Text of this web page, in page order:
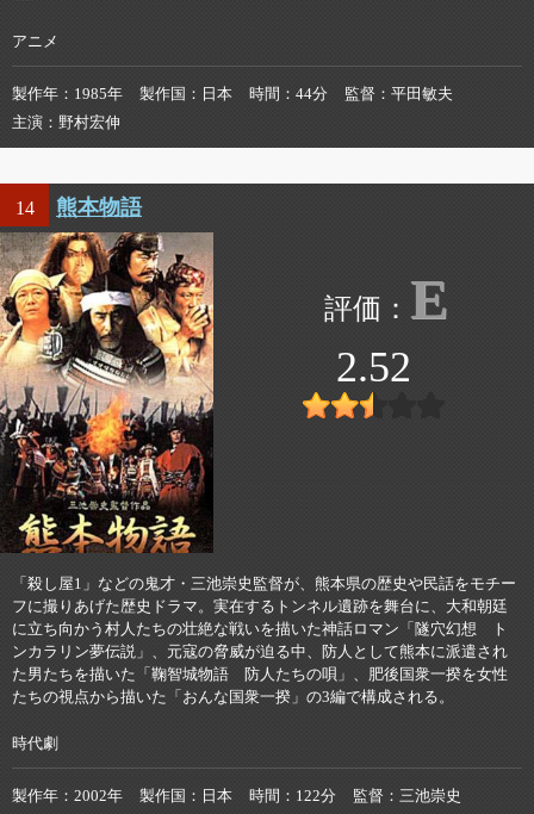
アニメ
製作年 1985年 製作国 日本 時間 44分 監督
平田敏夫
主演
野村宏伸
14 熊本物語
E
2.52
「殺し屋1」などの鬼才・三池崇史監督が、熊本県の歴史や民話をモチー
フに撮りあげた歴史ドラマ。実在するトンネル遺跡を舞台に、大和朝廷
に立ち向かう村人たちの壮絶な戦いを描いた神話ロマン「隧穴幻想 ト
ンカラリン夢伝説」、元寇の脅威が迫る中、防人として熊本に派遣され
た男たちを描いた「鞠智城物語 防人たちの唄」、肥後国衆一揆を女性
たちの視点から描いた「おんな国衆一揆」の3編で構成される。
時代劇
製作年 2002年 製作国 日本 時間 122分 監督
三池崇史